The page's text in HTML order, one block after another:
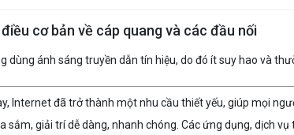
cơ bản về cáp quang và các đầu nối
dùng ánh sáng truyền dẫn tín hiệu, do đó ít suy hao và
Internet đã trở thành một nhu cầu thiết yếu, giúp mọi
sắm, giải trí dễ dàng, nhanh chóng. Các ứng dụng, dịch